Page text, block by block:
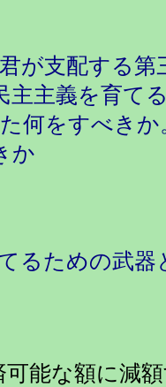
が支配する第
主主義を育て
何をすべきか
か
るための武器
能な額に減